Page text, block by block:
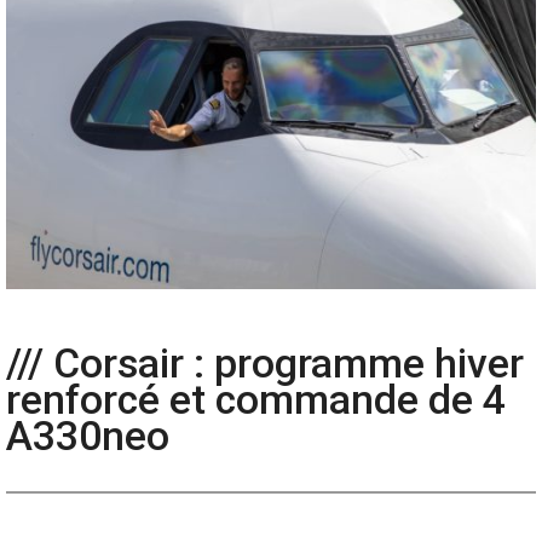
/// Corsair : programme hiver
renforcé et commande de 4
A330neo